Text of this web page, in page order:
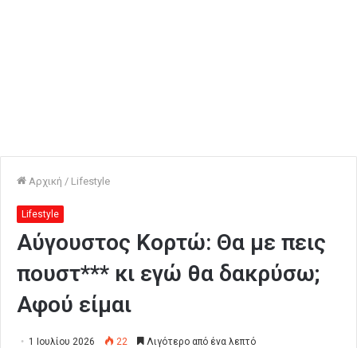
Αρχική / Lifestyle
Lifestyle
Αύγουστος Κορτώ: Θα με πεις
πουστ*** κι εγώ θα δακρύσω;
Αφού είμαι
1 Ιουλίου 2026 22 Λιγότερο από ένα λεπτό